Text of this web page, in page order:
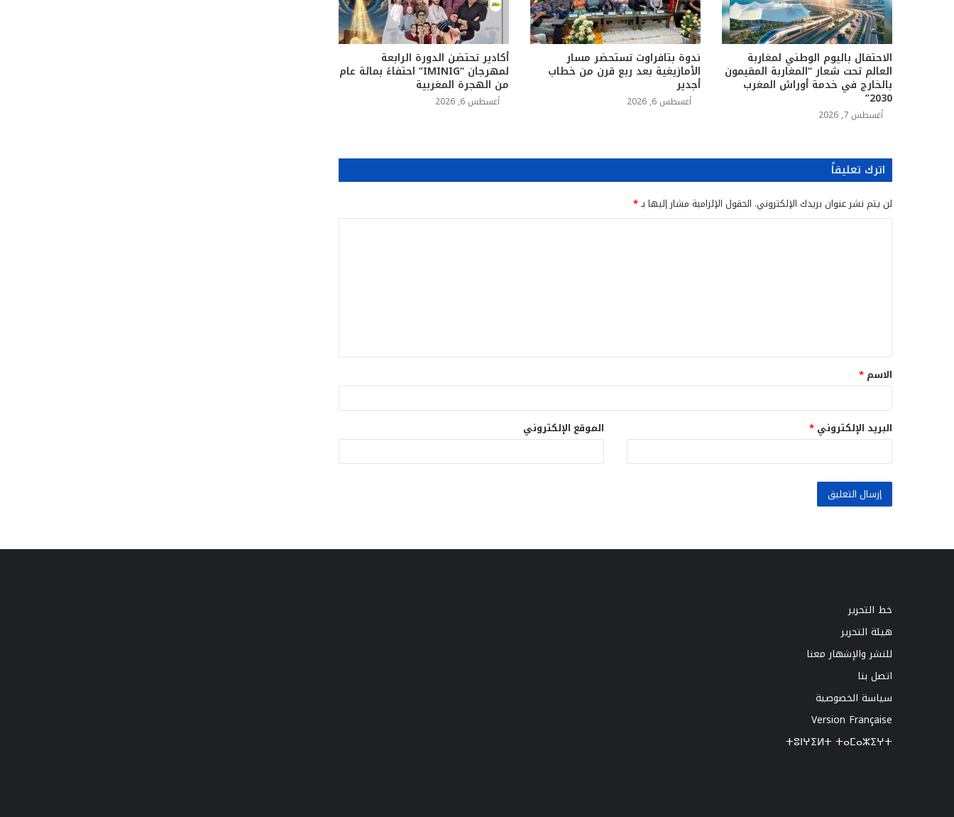
الاحتفال باليوم الوطني لمغاربة
العالم تحت شعار “المغاربة المقيمون
بالخارج في خدمة أوراش المغرب
2030”
أغسطس 7, 2026
ندوة بتافراوت تستحضر مسار
الأمازيغية بعد ربع قرن من خطاب
أجدير
أغسطس 6, 2026
أكادير تحتضن الدورة الرابعة
لمهرجان “IMINIG” احتفاءً بمائة عام
من الهجرة المغربية
أغسطس 6, 2026
اترك تعليقاً
لن يتم نشر عنوان بريدك الإلكتروني. الحقول الإلزامية مشار إليها بـ*
ق
*
الاسم *
البريد الإلكتروني * الموقع الإلكتروني
خط التحرير
هيئة التحرير
للنشر والإشهار معنا
اتصل بنا
سياسة الخصوصية
Version Française
ⵜⵓⵏⵖⵉⵍⵜ ⵜⴰⵎⴰⵣⵉⵖⵜ